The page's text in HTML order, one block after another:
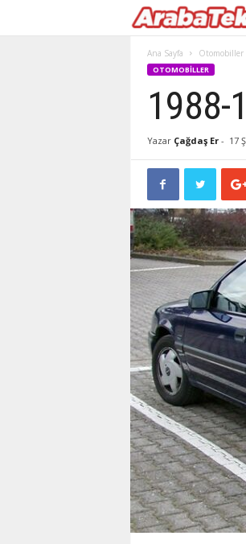
Ana Sayfa Otomobiller
OTOMOBILLER
1988-
Yazar Çağdaş Er- 17